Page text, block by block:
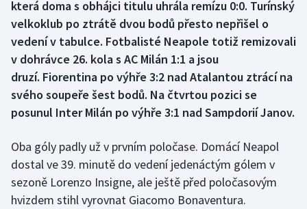
Curling
Dostihy
Florbal
Futsal
Golf
Gymnastika
která doma s obhájci titulu uhrála remízu 0:0. Turínský
velkoklub po ztrátě dvou bodů přesto nepřišel o
vedení v tabulce. Fotbalisté Neapole totiž remizovali
v dohrávce 26. kola s AC Milán 1:1 a jsou
druzí. Fiorentina po výhře 3:2 nad Atalantou ztrácí na
svého soupeře šest bodů. Na čtvrtou pozici se
posunul Inter Milán po výhře 3:1 nad Sampdorií Janov.
Oba góly padly už v prvním poločase. Domácí Neapol
dostal ve 39. minutě do vedení jedenáctým gólem v
sezoně Lorenzo Insigne, ale ještě před poločasovým
hvizdem stihl vyrovnat Giacomo Bonaventura.